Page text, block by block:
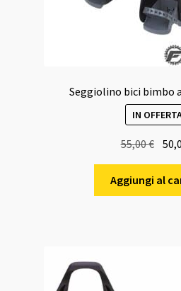
Seggiolino bici bimbo
IN
55,00€
era:
Aggiungi al